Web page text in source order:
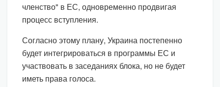
членство" в ЕС, одновременно продвигая
процесс вступления.
Согласно этому плану, Украина постепенно
будет интегрироваться в программы ЕС и
участвовать в заседаниях блока, но не будет
иметь права голоса.